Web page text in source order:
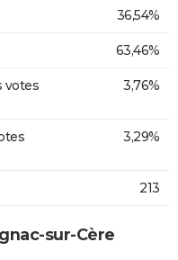
36,54%
63,46%
votes
3,76%
3,29%
213
sur-Cère